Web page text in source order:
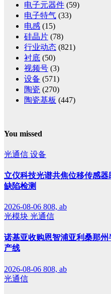
电子元器件 (59)
电子特气 (33)
电感 (15)
硅晶片 (78)
行业动态 (821)
衬底 (50)
视频号 (3)
设备 (571)
陶瓷 (270)
陶瓷基板 (447)
You missed
光通信 设备
立仪科技光谱共焦位移传感
缺陷检测
2026-08-06 808, ab
光模块 光通信
诺基亚收购恩智浦亚利桑那
产线
2026-08-06 808, ab
光通信